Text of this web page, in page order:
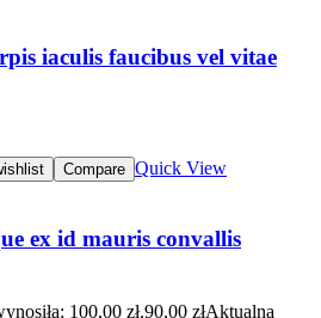
iaculis faucibus vel vitae
Compare Quick View
ex id mauris convallis
100,00 zł.90,00 złAktualna